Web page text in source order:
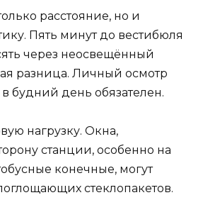
расстояние, но и
Пять минут до вестибюля
через неосвещённый
разница. Личный осмотр
будний день обязателен.
нагрузку. Окна,
станции, особенно на
конечные, могут
стеклопакетов.